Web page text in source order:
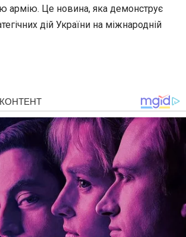
армію. Це новина, яка демонструє
дій України на міжнародній